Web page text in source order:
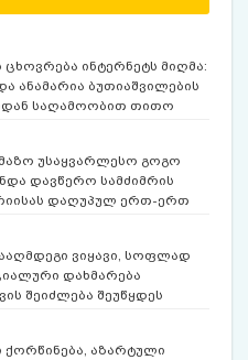
ინტერნეტს მიღმა:
ანამარია ბუთიაშვილების
საღამოობით თითო
უსაყვარლესო გოგო
დავწერო სამძიმრის
დაღუპულ ერთ-ერთ
ვიყავი, სოფლად
დახმარება
შეიძლება შეუწყდეს
ქორწინება, აზარტული